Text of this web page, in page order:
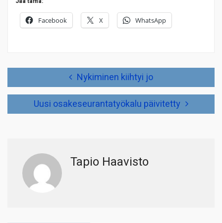
Facebook X WhatsApp
Nykiminen kiihtyi jo
Uusi osakeseurantatyökalu päivitetty
Tapio Haavisto